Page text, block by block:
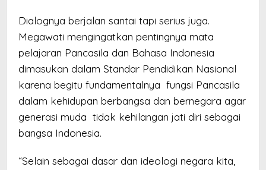
Dialognya berjalan santai tapi serius juga.
Megawati mengingatkan pentingnya mata
pelajaran Pancasila dan Bahasa Indonesia
dimasukan dalam Standar Pendidikan Nasional
karena begitu fundamentalnya fungsi Pancasila
dalam kehidupan berbangsa dan bernegara agar
generasi muda tidak kehilangan jati diri sebagai
bangsa Indonesia.
“Selain sebagai dasar dan ideologi negara kita,